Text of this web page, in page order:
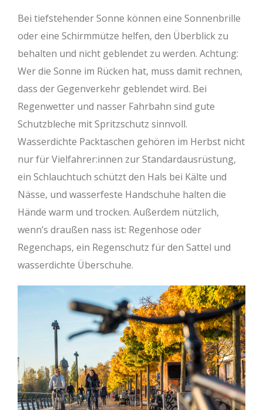
Bei tiefstehender Sonne können eine Sonnenbrille
oder eine Schirmmütze helfen, den Überblick zu
behalten und nicht geblendet zu werden. Achtung:
Wer die Sonne im Rücken hat, muss damit rechnen,
dass der Gegenverkehr geblendet wird. Bei
Regenwetter und nasser Fahrbahn sind gute
Schutzbleche mit Spritzschutz sinnvoll.
Wasserdichte Packtaschen gehören im Herbst nicht
nur für Vielfahrer:innen zur Standardausrüstung,
ein Schlauchtuch schützt den Hals bei Kälte und
Nässe, und wasserfeste Handschuhe halten die
Hände warm und trocken. Außerdem nützlich,
wenn’s draußen nass ist: Regenhose oder
Regenchaps, ein Regenschutz für den Sattel und
wasserdichte Überschuhe.